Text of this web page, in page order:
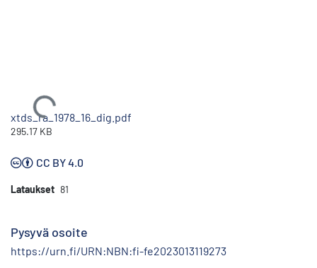
Ladataan...
xtds_ra_1978_16_dig.pdf
295.17 KB
CC BY 4.0
Lataukset 81
Pysyvä osoite
https://urn.fi/URN:NBN:fi-fe2023013119273